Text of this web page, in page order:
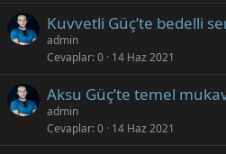
Kuvvetli Güç’te bedelli
admin
Cevaplar 0 14 Haz 2021
Aksu Güç’te temel
admin
Cevaplar 0 14 Haz 2021